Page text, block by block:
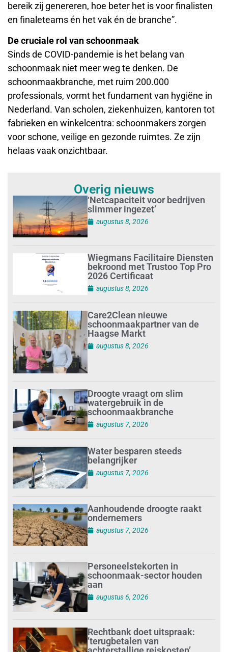
bereik zij genereren, hoe beter het is voor finalisten
en finaleteams én het vak én de branche”.
De cruciale rol van schoonmaak
Sinds de COVID-pandemie is het belang van
schoonmaak niet meer weg te denken. De
schoonmaakbranche, met ruim 200.000
professionals, vormt het fundament van hygiëne in
Nederland. Van scholen, ziekenhuizen, kantoren tot
fabrieken en winkelcentra: schoonmakers zorgen
voor schone, veilige en gezonde ruimtes. Ze zijn
helaas vaak onzichtbaar.
Overig nieuws
‘Netcapaciteit voor bedrijven
slimmer ingezet’
augustus 8, 2026
Wiegmans Facilitaire Diensten
bekroond met Trustoo Top Pro
2026 Certificaat
augustus 8, 2026
Care2Clean nieuwe
schoonmaakpartner van de
Haagse Markt
augustus 8, 2026
Droogte vraagt om slim
watergebruik in de
schoonmaakbranche
augustus 7, 2026
Water besparen steeds
belangrijker
augustus 7, 2026
Aanhoudende droogte raakt
ondernemers
augustus 7, 2026
Personeelstekorten in
schoonmaak-sector houden
aan
augustus 6, 2026
Rechtbank doet uitspraak:
’terugbetalen van